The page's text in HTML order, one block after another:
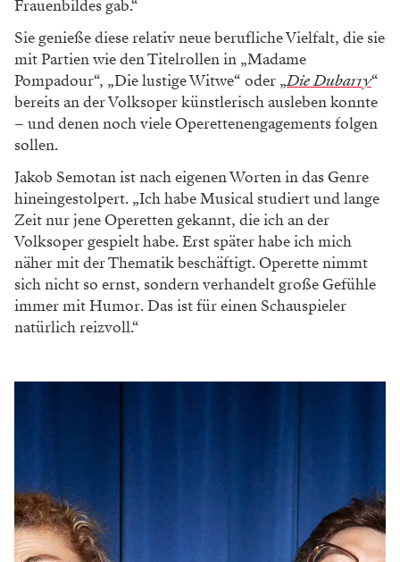
Annette Dasch studierte Gesang und avancierte
innert weniger Jahre zum international gefragten
und arbeitete mit Regisseuren wie Calixto Bieito,
Christof Loy oder Hans Neuenfels und mit
Dirigenten wie Christian Thielemann, James
Levine oder Fabio Luisi. An der Volksoper
brillierte sie zuletzt in der Uraufführung von
„Alma“.
Auch am Klimawandel kommt man nicht vorbei.
Flammendes Plädoyer
Im Gegensatz zu vielen Kolleginnen hat Annette
Dasch, wiewohl gefeierte Opernsängerin, keine